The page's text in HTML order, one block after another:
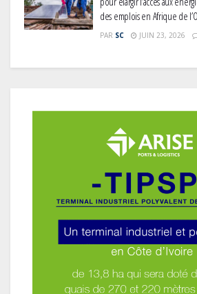
des emplois en Afrique de
PAR SC JUIN 23, 2026